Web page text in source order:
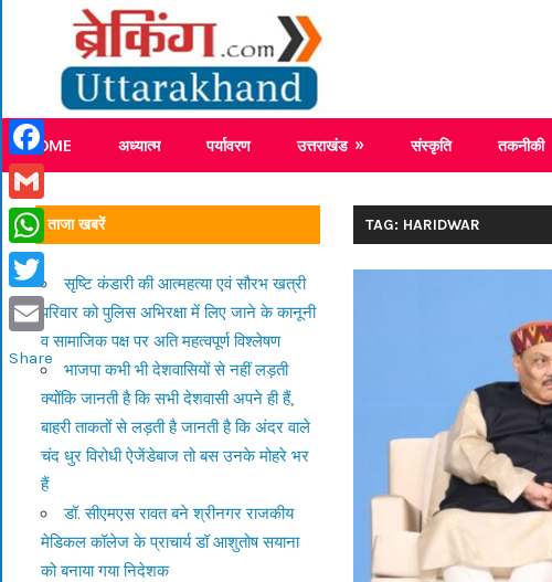
content
Breaking News Uttarakhand
HOME अध्यात्म पर्यावरण उत्तराखंड संस्कृति तकनीकी
TAG: HARIDWAR
ताजा खबरें
सृष्टि कंडारी की आत्महत्या एवं सौरभ खत्री
परिवार को पुलिस अभिरक्षा में लिए जाने के कानूनी
व सामाजिक पक्ष पर अति महत्वपूर्ण विश्लेषण
भाजपा कभी भी देशवासियों से नहीं लड़ती
क्योंकि जानती है कि सभी देशवासी अपने ही हैं,
बाहरी ताकतों से लड़ती है जानती है कि अंदर वाले
चंद धुर विरोधी ऐजेंडेबाज तो बस उनके मोहरे भर
हैं
डॉ. सीएमएस रावत बने श्रीनगर राजकीय
मेडिकल कॉलेज के प्राचार्य डॉ आशुतोष सयाना
को बनाया गया निदेशक
Facebook
Gmail
WhatsApp
Twitter
Email
Share